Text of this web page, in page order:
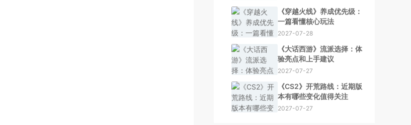
《穿越火线》养成优先级：
一篇看懂核心玩法
2027-07-28
《大话西游》流派选择：体
验亮点和上手建议
2027-07-27
《CS2》开荒路线：近期版
本有哪些变化值得关注
2027-07-27